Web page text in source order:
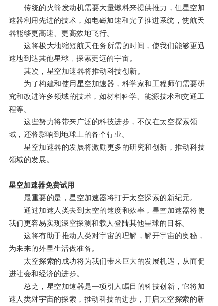
传统的火箭发动机需要大量燃料来提供推力，但星空加
速器利用先进的技术，如电磁加速和光子推进系统，使航天
器能够更高速、更高效地飞行。
这将极大地缩短航天任务所需的时间，使我们能够更迅
速地到达其他星球，探索更远的宇宙。
其次，星空加速器将推动科技创新。
为了构建和使用星空加速器，科学家和工程师们需要研
究和改进许多领域的技术，如材料科学、能源技术和交通工
程等。
这些努力将带来广泛的科技进步，不仅在太空探索领
域，还将影响到地球上的各个行业。
星空加速器的发展将激励更多的研究和创新，推动科技
领域的发展。
星空加速器免费试用
最重要的是，星空加速器将打开太空探索的新纪元。
通过加速人类去到太空的速度和效率，星空加速器将使
我们更容易实现深空探测和载人登陆其他星球的目标。
这将有助于推动人类对宇宙的理解，解开宇宙的奥秘，
为未来的外星生活做准备。
太空探索的成功将为我们带来巨大的发展机遇，从而促
进社会和经济的进步。
总之，星空加速器是一项引人瞩目的科技创新，它将加
速人类对宇宙的探索，推动科技的进步，开启太空探索的新